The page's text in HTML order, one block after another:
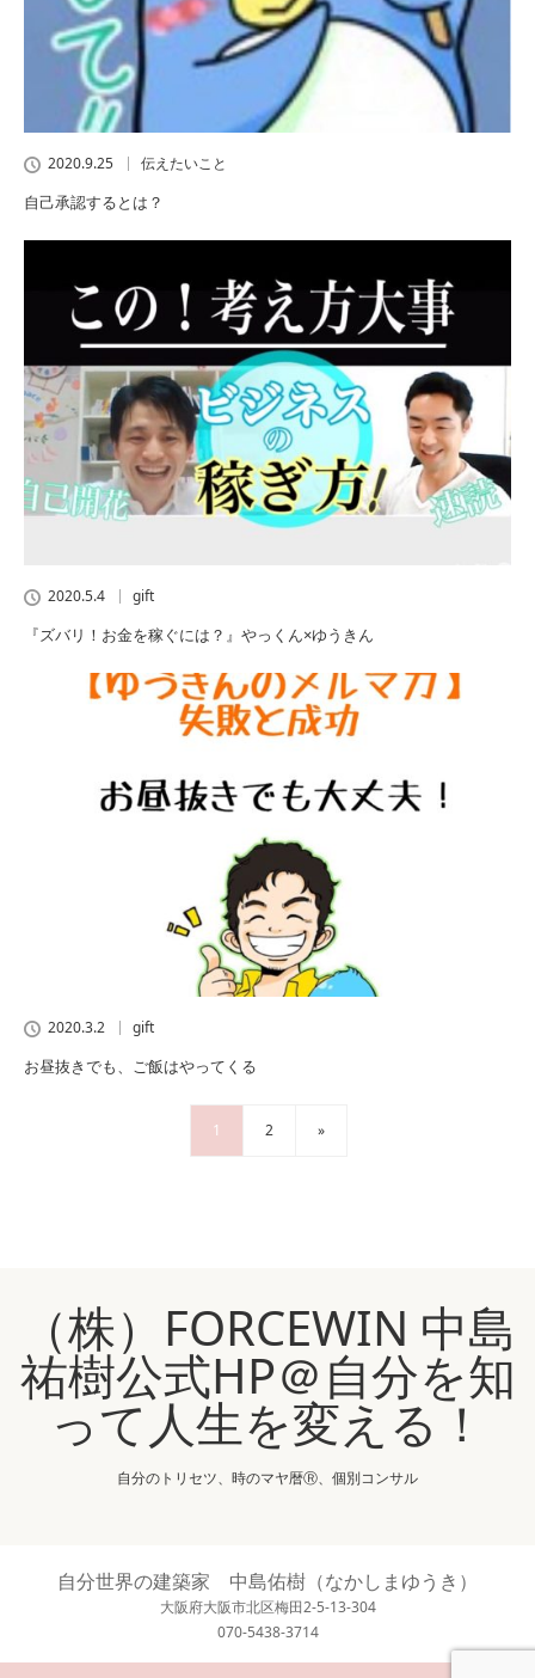
2020.9.25 伝えたいこと
自己承認するとは？
2020.5.4 gift
『ズバリ！お金を稼ぐには？』やっくん×ゆうきん
2020.3.2 gift
お昼抜きでも、ご飯はやってくる
1 2 »
（株）FORCEWIN 中島
祐樹公式HP＠自分を知
って人生を変える！
自分のトリセツ、時のマヤ暦Ⓡ、個別コンサル
自分世界の建築家 中島佑樹（なかしまゆうき）
大阪府大阪市北区梅田2-5-13-304
070-5438-3714